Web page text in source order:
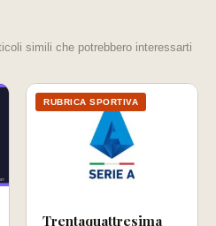
simili che potrebbero interessarti
RUBRICA SPORTIVA
Trentaquattresima